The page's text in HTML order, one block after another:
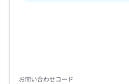
お問い合わせコード